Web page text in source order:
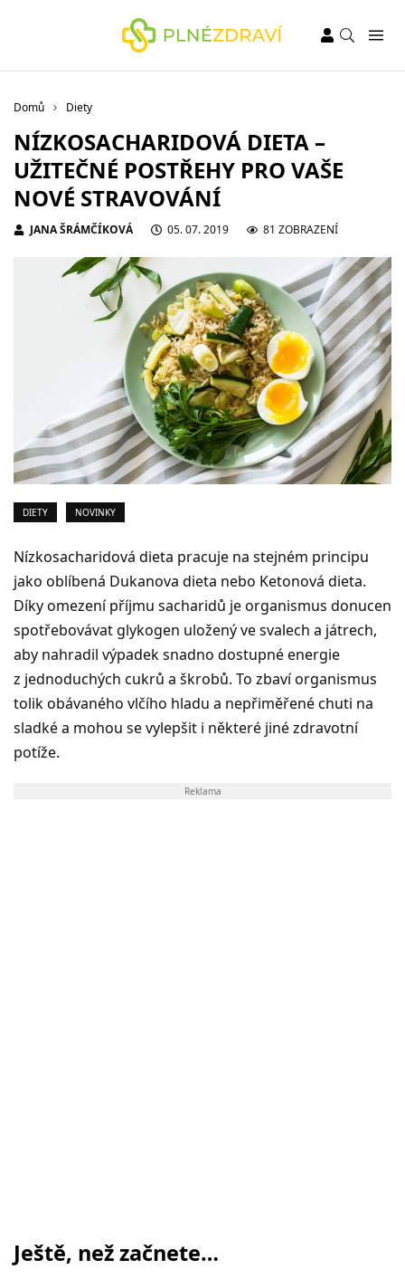
Domů Diety
NÍZKOSACHARIDOVÁ DIETA –
UŽITEČNÉ POSTŘEHY PRO VAŠE
NOVÉ STRAVOVÁNÍ
JANA ŠRÁMČÍKOVÁ 05. 07. 2019 81 ZOBRAZENÍ
DIETY NOVINKY
Nízkosacharidová dieta pracuje na stejném principu
jako oblíbená Dukanova dieta nebo Ketonová dieta.
Díky omezení příjmu sacharidů je organismus donucen
spotřebovávat glykogen uložený ve svalech a játrech,
aby nahradil výpadek snadno dostupné energie
z jednoduchých cukrů a škrobů. To zbaví organismus
tolik obávaného vlčího hladu a nepřiměřené chuti na
sladké a mohou se vylepšit i některé jiné zdravotní
potíže.
Reklama
Ještě, než začnete…